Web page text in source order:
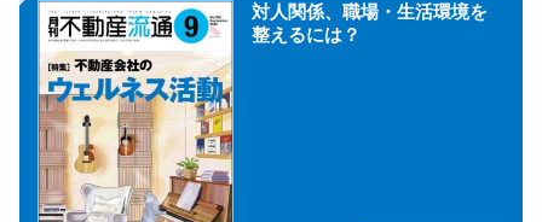
対人関係、職場・生活環境を
整えるには？